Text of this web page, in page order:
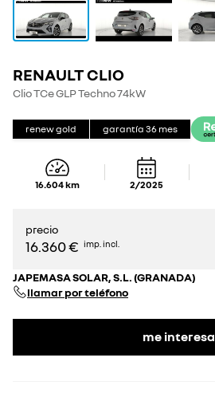
RENAULT CLIO
Clio TCe GLP Techno 74kW
renew gold garantía 36 mes
16.604km 2/2025
precio
16.360 € imp. incl.
JAPEMASA SOLAR, S.L. (GRANADA)
llamar por teléfono
me interesa